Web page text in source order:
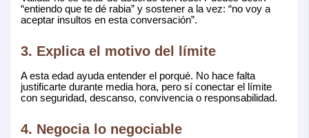
“entiendo que te dé rabia” y sostener a la vez: “no voy a
aceptar insultos en esta conversación”.
3. Explica el motivo del límite
A esta edad ayuda entender el porqué. No hace falta
justificarte durante media hora, pero sí conectar el límite
con seguridad, descanso, convivencia o responsabilidad.
4. Negocia lo negociable